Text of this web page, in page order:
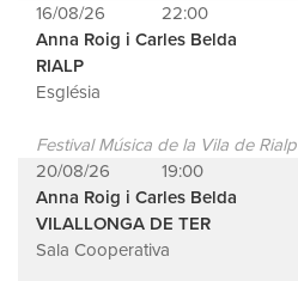
16/08/26
22:00
Anna Roig i Carles Belda
RIALP
Església
Festival Música de la Vila de Rialp
20/08/26
19:00
Anna Roig i Carles Belda
VILALLONGA DE TER
Sala Cooperativa